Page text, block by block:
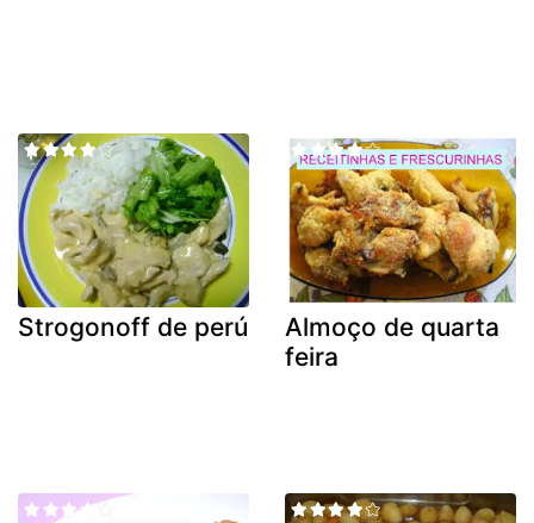
Strogonoff de perú
Almoço de quarta
feira